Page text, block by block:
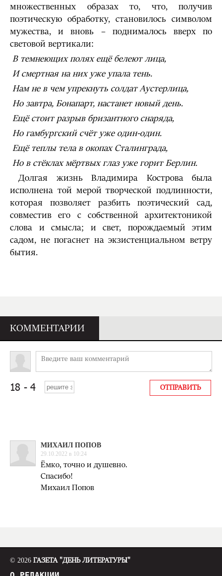
множественных образах то, что, получив
поэтическую обработку, становилось символом
мужества, и вновь – поднималось вверх по
световой вертикали:
В темнеющих полях ещё белеют лица,
И смертная на них уже упала тень.
Нам не в чем упрекнуть солдат Аустерлица,
Но завтра, Бонапарт, настанет новый день.
Ещё стоит разрыв бризантного снаряда,
Но гамбургский счёт уже один-один.
Ещё теплы тела в окопах Сталинграда,
Но в стёклах мёртвых глаз уже горит Берлин.
Долгая жизнь Владимира Кострова была
исполнена той мерой творческой подлинности,
которая позволяет разбить поэтический сад,
совместив его с собственной архитектоникой
слова и смысла; и свет, порождаемый этим
садом, не погаснет на экзистенциальном ветру
бытия.
КОММЕНТАРИИ
МИХАИЛ ПОПОВ
29.10.2022 в 10:24
Ёмко, точно и душевно.
Спасибо!
Михаил Попов
© 2026 ГАЗЕТА "ДЕНЬ ЛИТЕРАТУРЫ"